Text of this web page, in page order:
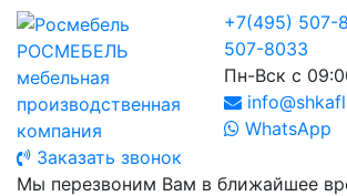
РОСМЕБЕЛЬ
мебельная
производственная
компания
+7(495) 507-
507-8033
Пн-Вск с
WhatsApp
Заказать звонок
Мы перезвоним Вам в ближайшее